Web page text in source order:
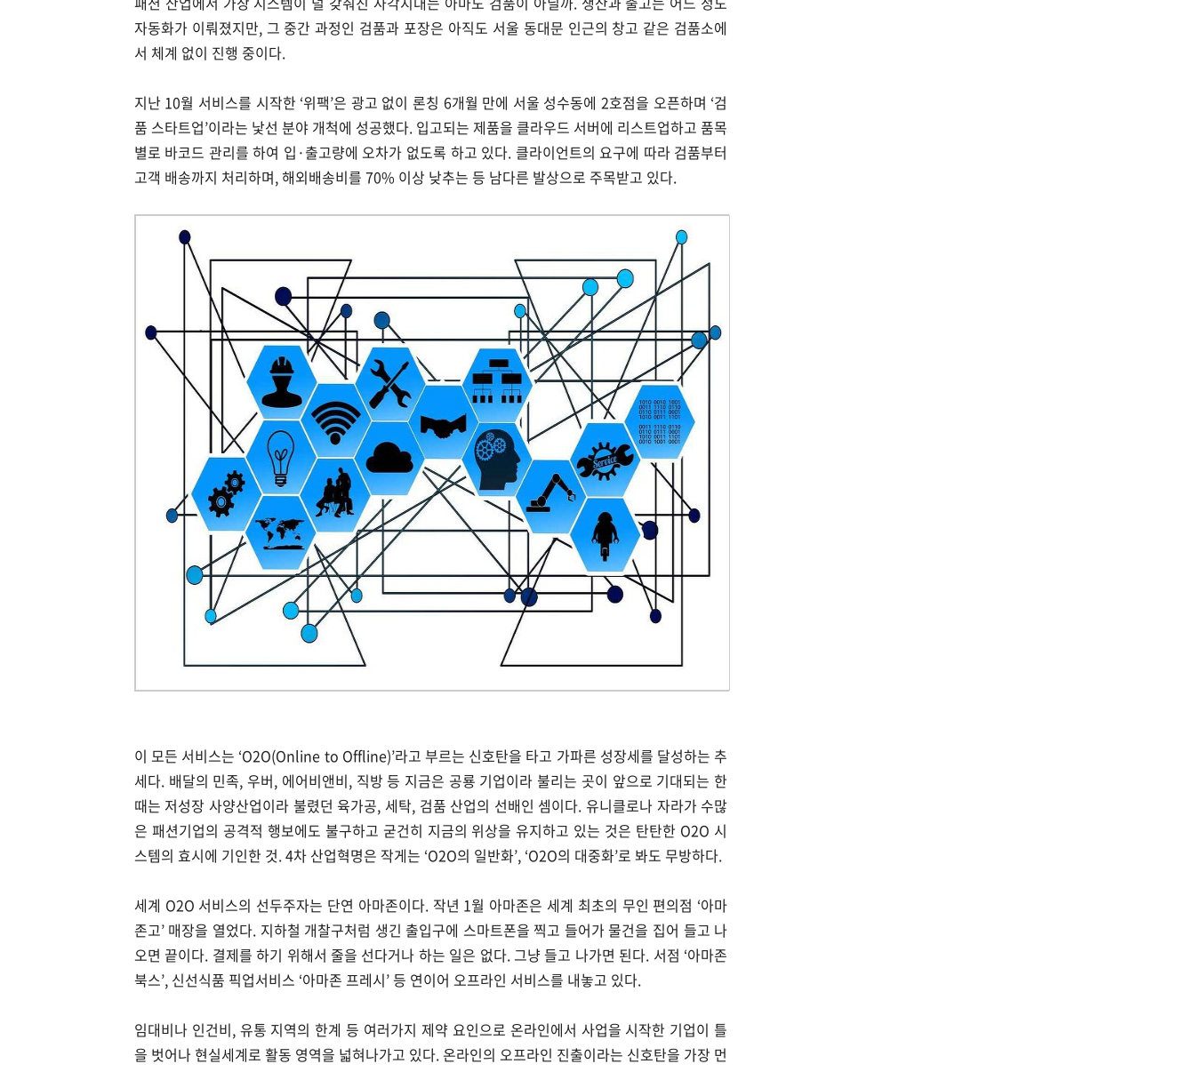
자동화가 이뤄졌지만, 그 중간 과정인 검품과 포장은 아직도 서울 동대문 인근의 창고 같은 검품소에
서 체계 없이 진행 중이다.
지난 10월 서비스를 시작한 ‘위팩’은 광고 없이 론칭 6개월 만에 서울 성수동에 2호점을 오픈하며 ‘검
품 스타트업’이라는 낯선 분야 개척에 성공했다. 입고되는 제품을 클라우드 서버에 리스트업하고 품목
별로 바코드 관리를 하여 입·출고량에 오차가 없도록 하고 있다. 클라이언트의 요구에 따라 검품부터
고객 배송까지 처리하며, 해외배송비를 70% 이상 낮추는 등 남다른 발상으로 주목받고 있다.
이 모든 서비스는 ‘O2O(Online to Offline)’라고 부르는 신호탄을 타고 가파른 성장세를 달성하는 추
세다. 배달의 민족, 우버, 에어비앤비, 직방 등 지금은 공룡 기업이라 불리는 곳이 앞으로 기대되는 한
때는 저성장 사양산업이라 불렸던 육가공, 세탁, 검품 산업의 선배인 셈이다. 유니클로나 자라가 수많
은 패션기업의 공격적 행보에도 불구하고 굳건히 지금의 위상을 유지하고 있는 것은 탄탄한 O2O 시
스템의 효시에 기인한 것. 4차 산업혁명은 작게는 ‘O2O의 일반화’, ‘O2O의 대중화’로 봐도 무방하다.
세계 O2O 서비스의 선두주자는 단연 아마존이다. 작년 1월 아마존은 세계 최초의 무인 편의점 ‘아마
존고’ 매장을 열었다. 지하철 개찰구처럼 생긴 출입구에 스마트폰을 찍고 들어가 물건을 집어 들고 나
오면 끝이다. 결제를 하기 위해서 줄을 선다거나 하는 일은 없다. 그냥 들고 나가면 된다. 서점 ‘아마존
북스’, 신선식품 픽업서비스 ‘아마존 프레시’ 등 연이어 오프라인 서비스를 내놓고 있다.
임대비나 인건비, 유통 지역의 한계 등 여러가지 제약 요인으로 온라인에서 사업을 시작한 기업이 틀
을 벗어나 현실세계로 활동 영역을 넓혀나가고 있다. 온라인의 오프라인 진출이라는 신호탄을 가장 먼